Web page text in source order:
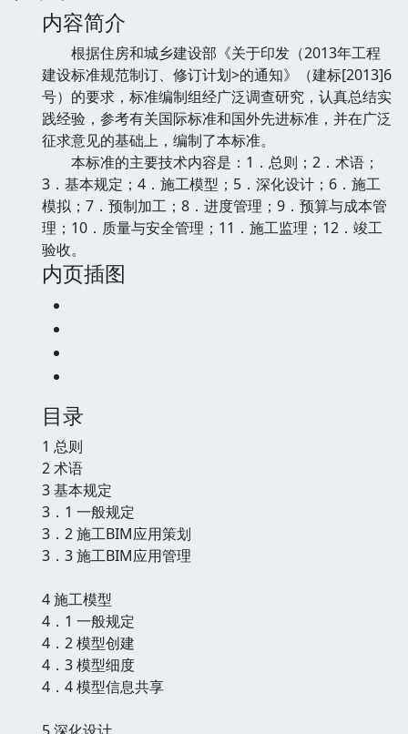
内容简介
根据住房和城乡建设部《关于印发（2013年工程
建设标准规范制订、修订计划>的通知》（建标[2013]6
号）的要求，标准编制组经广泛调查研究，认真总结实
践经验，参考有关国际标准和国外先进标准，并在广泛
征求意见的基础上，编制了本标准。
本标准的主要技术内容是：1．总则；2．术语；
3．基本规定；4．施工模型；5．深化设计；6．施工
模拟；7．预制加工；8．进度管理；9．预算与成本管
理；10．质量与安全管理；11．施工监理；12．竣工
验收。
内页插图
目录
1 总则
2 术语
3 基本规定
3．1 一般规定
3．2 施工BIM应用策划
3．3 施工BIM应用管理
4 施工模型
4．1 一般规定
4．2 模型创建
4．3 模型细度
4．4 模型信息共享